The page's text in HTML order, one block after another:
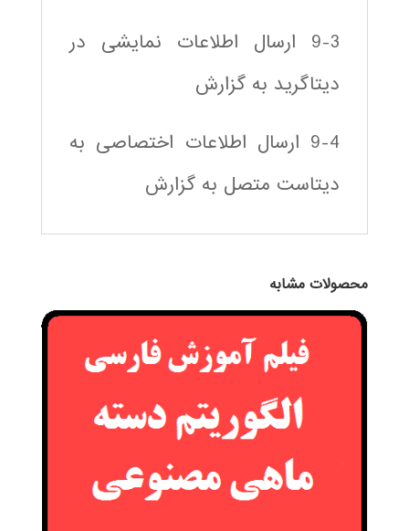
9-3 ارسال اطلاعات نمایشی در
دیتاگرید به گزارش
9-4 ارسال اطلاعات اختصاصی به
دیتاست متصل به گزارش
محصولات مشابه